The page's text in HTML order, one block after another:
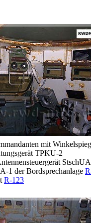
mit
TPKU-2
StschUA
1 der Bordsprechanlage
R-123